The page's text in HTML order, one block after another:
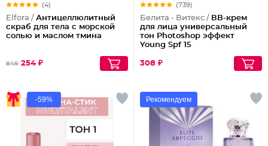
(4)
Elfora / Антицеллюлитный
скраб для тела с морской
солью и маслом тмина
849 254 ₽
(739)
Белита - Витекс / ВВ-крем
для лица универсальный
тон Photoshop эффект
Young Spf 15
308 ₽
-59% Рекомендуем